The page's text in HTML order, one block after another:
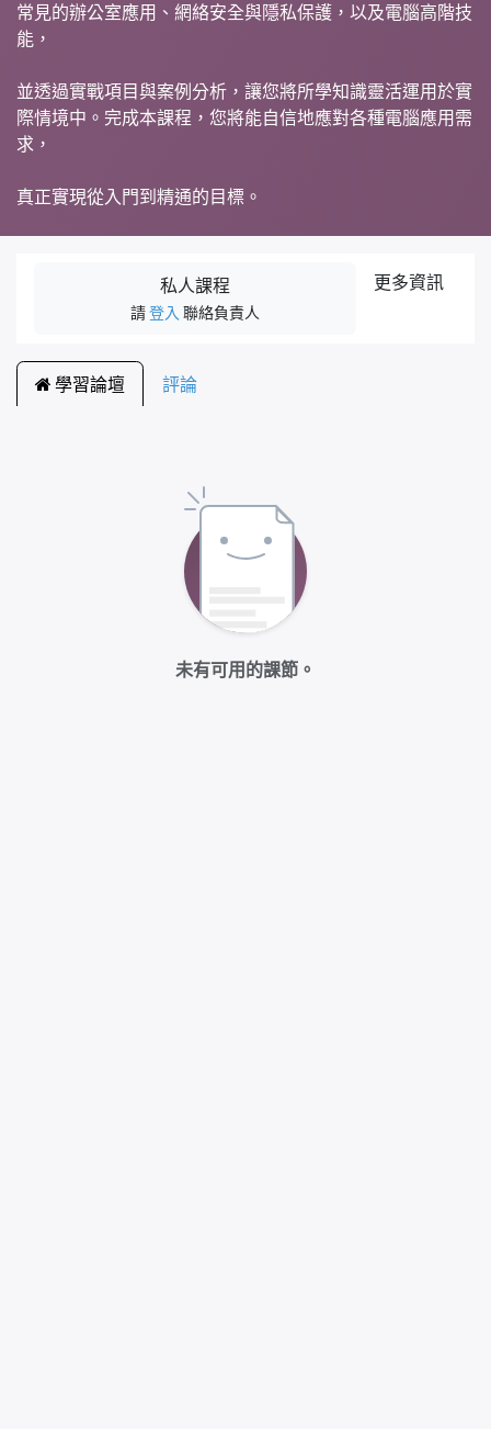
常見的辦公室應用、網絡安全與隱私保護，以及電腦高階技
能，
並透過實戰項目與案例分析，讓您將所學知識靈活運用於實
際情境中。完成本課程，您將能自信地應對各種電腦應用需
求，
真正實現從入門到精通的目標。
私人課程
請登入 聯絡負責人
更多資訊
學習論壇 評論
未有可用的課節。